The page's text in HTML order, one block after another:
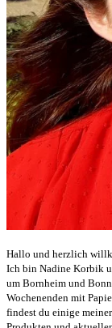
Hallo und herzlich
Ich bin Nadine Korbik
um Bornheim und
Wochenenden mit
findest du einige